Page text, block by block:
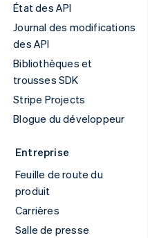
État des API
Journal des modifications
des API
Bibliothèques et
trousses SDK
Stripe Projects
Blogue du développeur
Entreprise
Feuille de route du
produit
Carrières
Salle de presse